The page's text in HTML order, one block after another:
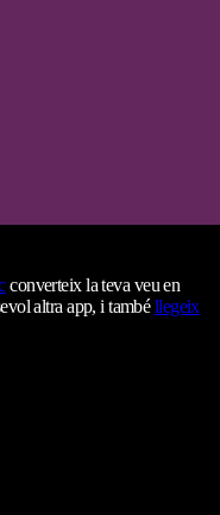
converteix la teva veu en
altra app, i tambéllegeix